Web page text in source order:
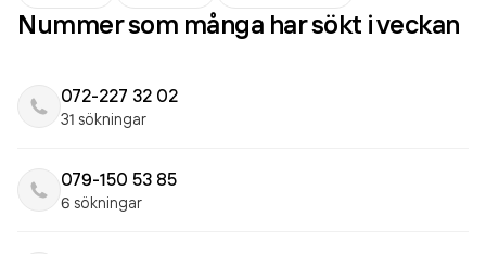
Nummer som många har sökt i veckan
072-227 32 02
31 sökningar
079-150 53 85
6 sökningar